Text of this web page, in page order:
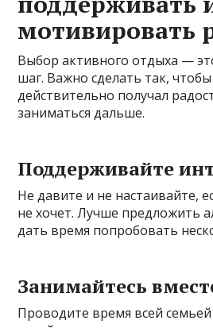
мотивировать
Выбор активного отдыха —
шаг. Важно сделать так,
действительно получал
заниматься дальше.
Поддерживайте
Не давите и не настаивайте,
не хочет. Лучше предложить
дать время попробовать
Занимайтесь
Проводите время всей